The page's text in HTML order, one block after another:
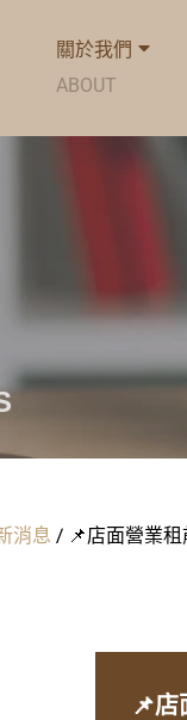
關於我們
ABOUT
消息 / 📌店面營業
📌